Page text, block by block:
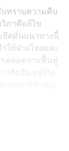
บทราบความคืบ
ภาคีแก้ไข
ยึดมั่นแนวทางนี้
ให้ฝ่ายไทยและ
รคต่อความฟื้นฟู
ดังเดิมอยู่บ้าง
ยล้างสูงออก
เลขานุการ